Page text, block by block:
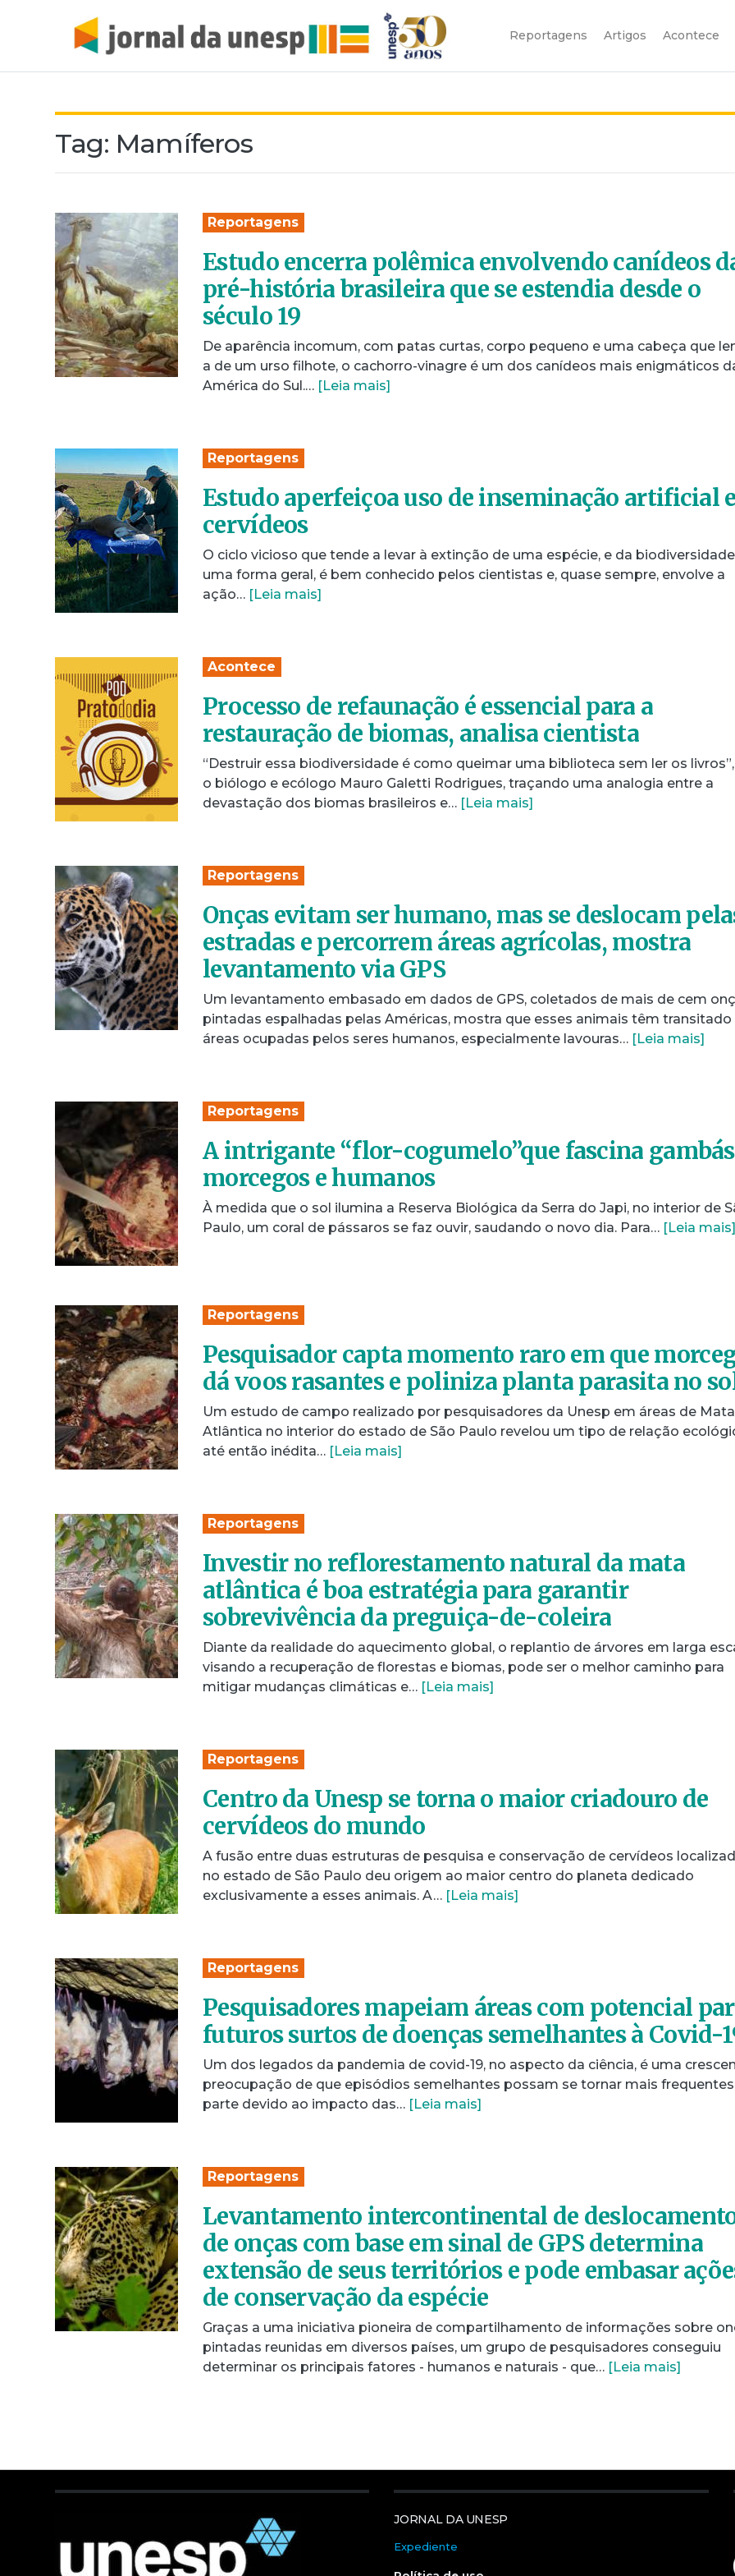
Reportagens Artigos Acontece
Tag: Mamíferos
Reportagens
Estudo encerra polêmica envolvendo canídeos
pré-história brasileira que se estendia desde o
século 19
De aparência incomum, com patas curtas, corpo pequeno e uma cabeça que
a de um urso filhote, o cachorro-vinagre é um dos canídeos mais enigmáticos
América do Sul.… [Leia mais]
Reportagens
Estudo aperfeiçoa uso de inseminação artificial
cervídeos
O ciclo vicioso que tende a levar à extinção de uma espécie, e da
uma forma geral, é bem conhecido pelos cientistas e, quase sempre, envolve a
ação… [Leia mais]
Acontece
Processo de refaunação é essencial para a
restauração de biomas, analisa cientista
“Destruir essa biodiversidade é como queimar uma biblioteca sem ler os
o biólogo e ecólogo Mauro Galetti Rodrigues, traçando uma analogia entre a
devastação dos biomas brasileiros e… [Leia mais]
Reportagens
Onças evitam ser humano, mas se deslocam
estradas e percorrem áreas agrícolas, mostra
levantamento via GPS
Um levantamento embasado em dados de GPS, coletados de mais de cem
pintadas espalhadas pelas Américas, mostra que esses animais têm transitado
áreas ocupadas pelos seres humanos, especialmente lavouras… [Leia mais]
Reportagens
A intrigante “flor-cogumelo”que fascina
morcegos e humanos
À medida que o sol ilumina a Reserva Biológica da Serra do Japi, no interior de
Paulo, um coral de pássaros se faz ouvir, saudando o novo dia. Para… [Leia mais]
Reportagens
Pesquisador capta momento raro em que
dá voos rasantes e poliniza planta parasita no
Um estudo de campo realizado por pesquisadores da Unesp em áreas de Mata
Atlântica no interior do estado de São Paulo revelou um tipo de relação
até então inédita… [Leia mais]
Reportagens
Investir no reflorestamento natural da mata
atlântica é boa estratégia para garantir
sobrevivência da preguiça-de-coleira
Diante da realidade do aquecimento global, o replantio de árvores em larga
visando a recuperação de florestas e biomas, pode ser o melhor caminho para
mitigar mudanças climáticas e… [Leia mais]
Reportagens
Centro da Unesp se torna o maior criadouro de
cervídeos do mundo
A fusão entre duas estruturas de pesquisa e conservação de cervídeos
no estado de São Paulo deu origem ao maior centro do planeta dedicado
exclusivamente a esses animais. A… [Leia mais]
Reportagens
Pesquisadores mapeiam áreas com potencial
futuros surtos de doenças semelhantes à Covid-
Um dos legados da pandemia de covid-19, no aspecto da ciência, é uma
preocupação de que episódios semelhantes possam se tornar mais
parte devido ao impacto das… [Leia mais]
Reportagens
Levantamento intercontinental de
de onças com base em sinal de GPS determina
extensão de seus territórios e pode embasar
de conservação da espécie
Graças a uma iniciativa pioneira de compartilhamento de informações sobre
pintadas reunidas em diversos países, um grupo de pesquisadores conseguiu
determinar os principais fatores - humanos e naturais - que… [Leia mais]
JORNAL DA UNESP
Expediente